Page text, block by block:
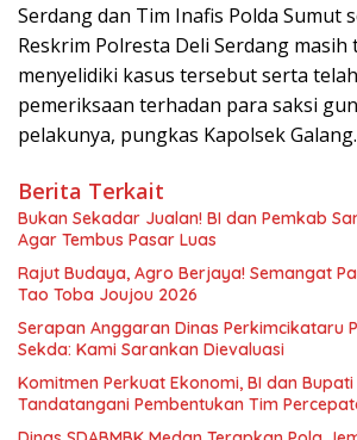
Serdang dan Tim Inafis Polda Sumut
Reskrim Polresta Deli Serdang
menyelidiki kasus tersebut serta
pemeriksaan terhadan para saksi
pelakunya, pungkas Kapolsek
Berita Terkait
Bukan Sekadar Jualan! BI dan Pemkab
Agar Tembus Pasar Luas
Rajut Budaya, Agro Berjaya! Semangat
Tao Toba Joujou 2026
Serapan Anggaran Dinas Perkimcikataru
Sekda: Kami Sarankan Dievaluasi
Komitmen Perkuat Ekonomi, BI dan
Tandatangani Pembentukan Tim